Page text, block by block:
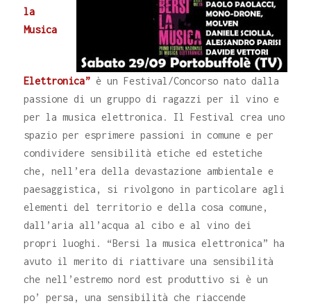
la
Musica
Elettronica”è un Festival/Concorso nato dalla
passione di un gruppo di ragazzi per il vino e
per la musica elettronica. Il Festival crea uno
spazio per esprimere passioni in comune e per
condividere sensibilità etiche ed estetiche
che, nell’era della devastazione ambientale e
paesaggistica, si rivolgono in particolare agli
elementi del territorio e della cosa comune,
dall’aria all’acqua al cibo e al vino dei
propri luoghi. “Bersi la musica elettronica” ha
avuto il merito di riattivare una sensibilità
che nell’estremo nord est produttivo si è un
po’ persa, una sensibilità che riaccende